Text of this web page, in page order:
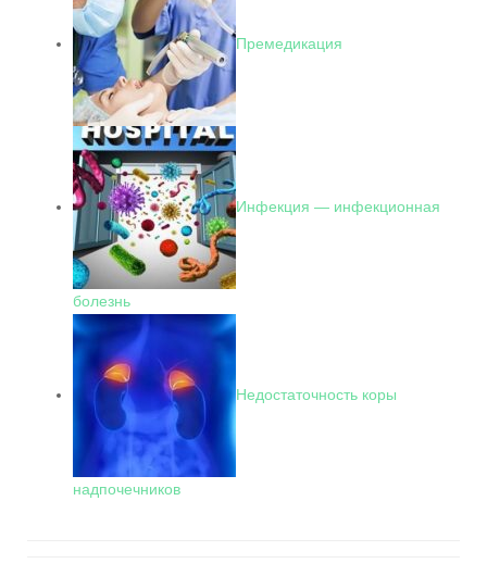
Премедикация
Инфекция — инфекционная
болезнь
Недостаточность коры
надпочечников